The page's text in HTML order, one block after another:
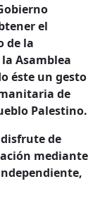
el
de la
Asamblea
éste un gesto
de
Palestino.
de
mediante